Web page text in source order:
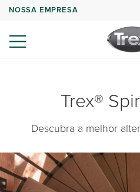
NOSSA EMPRESA
Trex®
Descubra a melhor